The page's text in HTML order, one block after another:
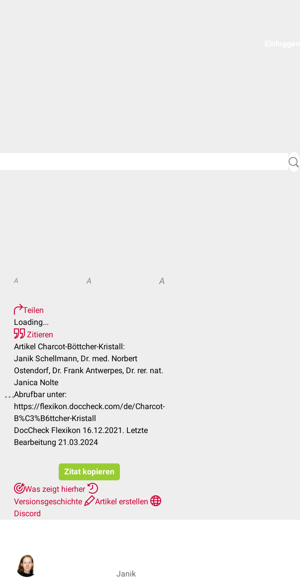
A A A
Teilen
Loading...
Zitieren
Artikel Charcot-Böttcher-Kristall:
Janik Schellmann, Dr. med. Norbert
Ostendorf, Dr. Frank Antwerpes, Dr. rer. nat.
Janica Nolte
Abrufbar unter:
https://flexikon.doccheck.com/de/Charcot-
B%C3%B6ttcher-Kristall
DocCheck Flexikon 16.12.2021. Letzte
Bearbeitung 21.03.2024
Zitat kopieren
Was zeigt hierher
Versionsgeschichte
Artikel erstellen
Discord
Janik